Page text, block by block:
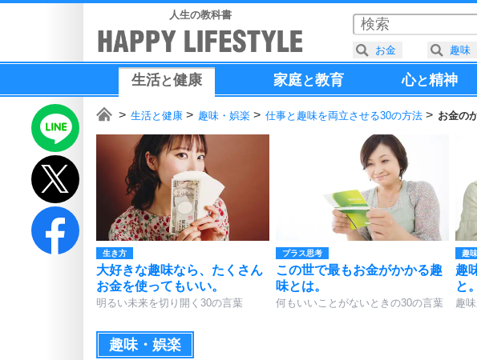
人生の教科書
生活と健康 家庭と教育 心と精神
生活と健康 趣味・娯楽 仕事と趣味を両立させる30の方法 お金の
生き方
大好きな趣味なら、たくさん
お金を使ってもいい。
明るい未来を切り開く30の言葉
プラス思考
この世で最もお金がかかる趣
味とは。
何もいいことがないときの30の言葉
趣
趣
と。
趣
趣味・娯楽
お金 趣味